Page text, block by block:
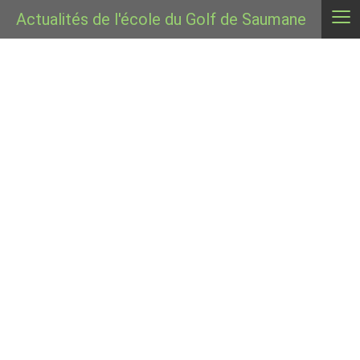
Actualités de l'école du Golf de Saumane ≡